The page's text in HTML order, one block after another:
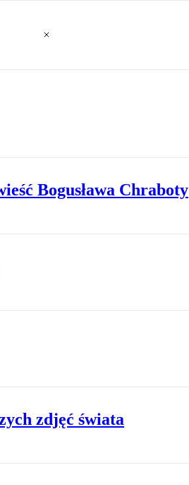
Bogusława Chraboty
zdjęć świata